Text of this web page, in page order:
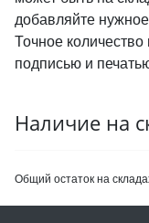
добавляйте
Точное
подписью и
Наличие на
Общий остаток на